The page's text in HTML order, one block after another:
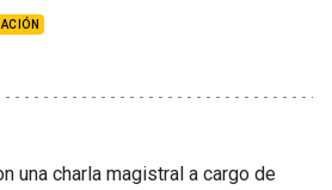
una charla magistral a cargo de